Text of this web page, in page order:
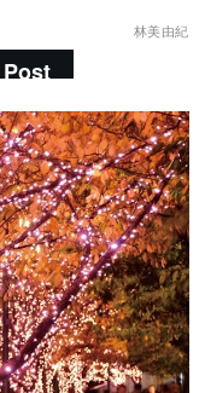
林美由紀
Post